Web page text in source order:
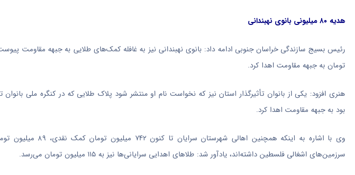
هدیه ۸۰ میلیونی بانوی نهبندانی
تومان به جبهه مقاومت اهدا کرد.
هنری افزود: یکی از بانوان تأثیرگذار استان نیز که نخواست نام او منتشر شود پلاک طلایی که در کنگره ملی بانوان
بود به جبهه مقاومت اهدا کرد.
وی با اشاره به اینکه همچنین اهالی شهرستان سرایان تا کنون
۷۴۲ میلیون
سرزمین‌های اشغالی فلسطین داشته‌اند، یادآور شد: طلاهای اهدایی سرایانی‌ها نیز به ۱۱۵ میلیون تومان می‌رسد.